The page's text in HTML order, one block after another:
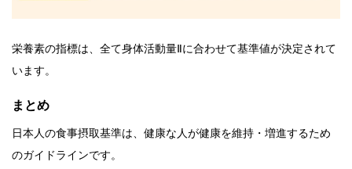
栄養素の指標は、全て身体活動量Ⅱに合わせて基準値が決定されて
います。
まとめ
日本人の食事摂取基準は、健康な人が健康を維持・増進するため
のガイドラインです。